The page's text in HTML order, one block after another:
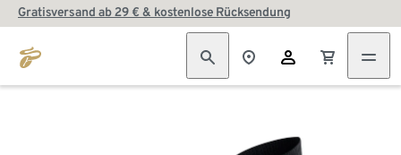
Gratisversand ab 29 € & kostenlose Rücksendung